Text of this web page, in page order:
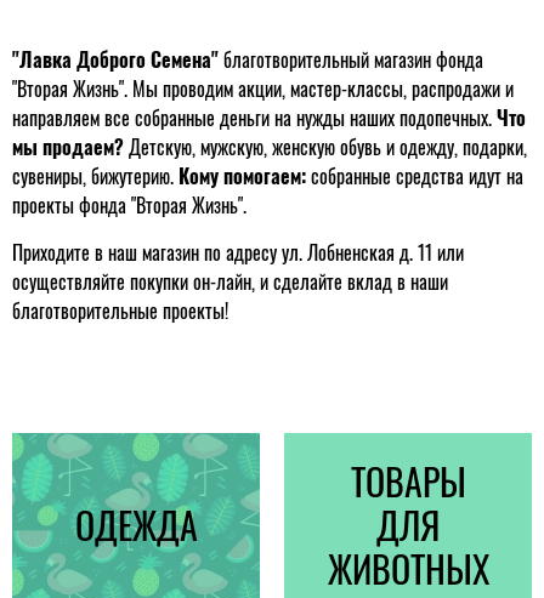
"Лавка Доброго Семена"благотворительный магазин фонда
"Вторая Жизнь". Мы проводим акции, мастер-классы, распродажи и
направляем все собранные деньги на нужды наших подопечных.Что
мы продаем?Детскую, мужскую, женскую обувь и одежду, подарки,
сувениры, бижутерию. Кому помогаем:собранные средства идут на
проекты фонда "Вторая Жизнь".
Приходите в наш магазин по адресу ул. Лобненская д. 11 или
осуществляйте покупки он-лайн, и сделайте вклад в наши
благотворительные проекты!
ОДЕЖДА
ТОВАРЫ
ДЛЯ
ЖИВОТНЫХ